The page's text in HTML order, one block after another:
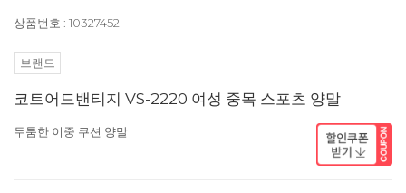
상품번호 : 10327452
브랜드
코트어드밴티지 VS-2220 여성 중목 스포츠 양말
두툼한 이중 쿠션 양말